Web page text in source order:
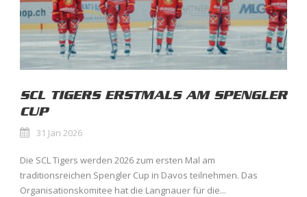
SCL TIGERS ERSTMALS AM SPENGLER
CUP
31 Jan 2026
Die SCL Tigers werden 2026 zum ersten Mal am
traditionsreichen Spengler Cup in Davos teilnehmen. Das
Organisationskomitee hat die Langnauer für die...